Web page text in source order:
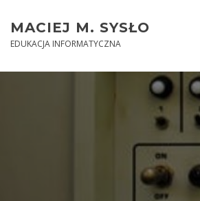
content
MACIEJ M. SYSŁO
EDUKACJA INFORMATYCZNA